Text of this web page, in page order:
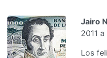
Jairo
2011
Los